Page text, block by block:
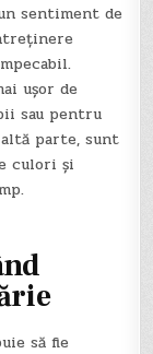
sentiment de
ușor de
sau pentru
parte, sunt
culori și
să fie